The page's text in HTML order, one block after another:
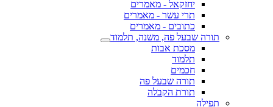
יחזקאל - מאמרים
תרי עשר - מאמרים
כתובים - מאמרים
תורה שבעל פה, משנה, תלמוד
מסכת אבות
תלמוד
חכמים
תורה שבעל פה
תורת הקבלה
תפילה